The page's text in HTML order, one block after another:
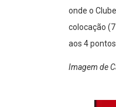
onde o
colocação
aos 4
Imagem de